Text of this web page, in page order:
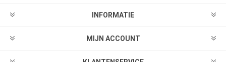
INFORMATIE
MIJN ACCOUNT